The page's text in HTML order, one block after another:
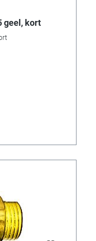
geel, kort